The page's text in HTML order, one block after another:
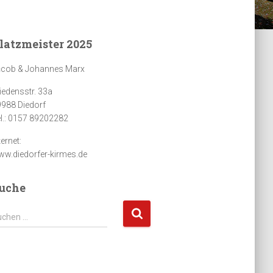
2025
& Johannes Marx
33a
Diedorf
0157 89202282
kirmes.de
…